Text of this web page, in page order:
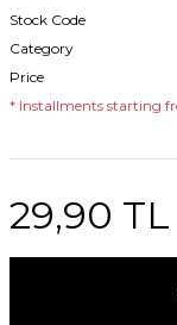
Stock Code
Category
Price
* Installments starting
29,90 TL